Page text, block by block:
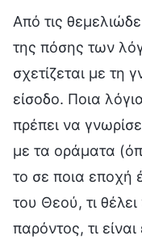
Από τις
της πόσης των
σχετίζεται με τη
είσοδο. Ποια
πρέπει να
με τα οράματα
το σε ποια εποχή
του Θεού, τι
παρόντος, τι